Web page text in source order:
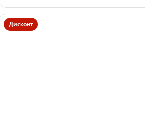
Дисконт